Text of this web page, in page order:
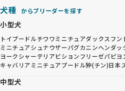
犬種 からブリーダーを探す
小型犬
トイプードルチワワミニチュアダックスフン
ミニチュアシュナウザーパグカニンヘンダッ
ヨークシャーテリアビションフリーゼパピヨ
キャバリア ミニチュアプードル狆(チン)日本
中型犬